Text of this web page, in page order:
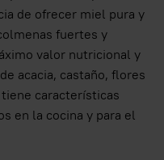
de ofrecer miel pura y
fuertes y
valor nutricional y
acacia, castaño, flores
características
en la cocina y para el